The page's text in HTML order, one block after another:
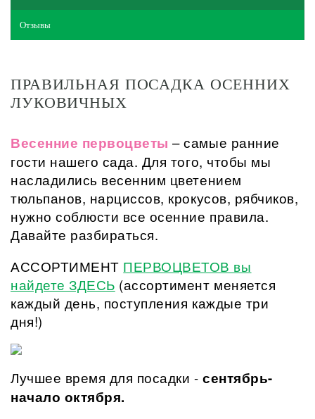
Отзывы
ПРАВИЛЬНАЯ ПОСАДКА ОСЕННИХ
ЛУКОВИЧНЫХ
Весенние первоцветы– самые ранние
гости нашего сада. Для того, чтобы мы
насладились весенним цветением
тюльпанов, нарциссов, крокусов, рябчиков,
нужно соблюсти все осенние правила.
Давайте разбираться.
АССОРТИМЕНТ ПЕРВОЦВЕТОВ вы
найдете ЗДЕСЬ (ассортимент меняется
каждый день, поступления каждые три
дня!)
Лучшее время для посадки -сентябрь-
начало октября.